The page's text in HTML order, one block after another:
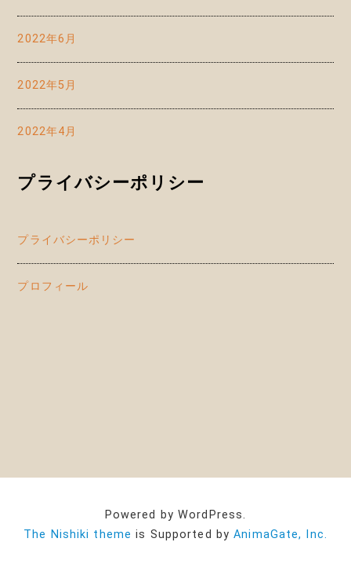
2022年6月
2022年5月
2022年4月
プライバシーポリシー
プライバシーポリシー
プロフィール
Powered by WordPress.
The Nishiki theme is Supported byAnimaGate, Inc.